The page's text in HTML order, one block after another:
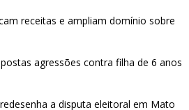
receitas e ampliam domínio sobre
agressões contra filha de 6 anos
a disputa eleitoral em Mato